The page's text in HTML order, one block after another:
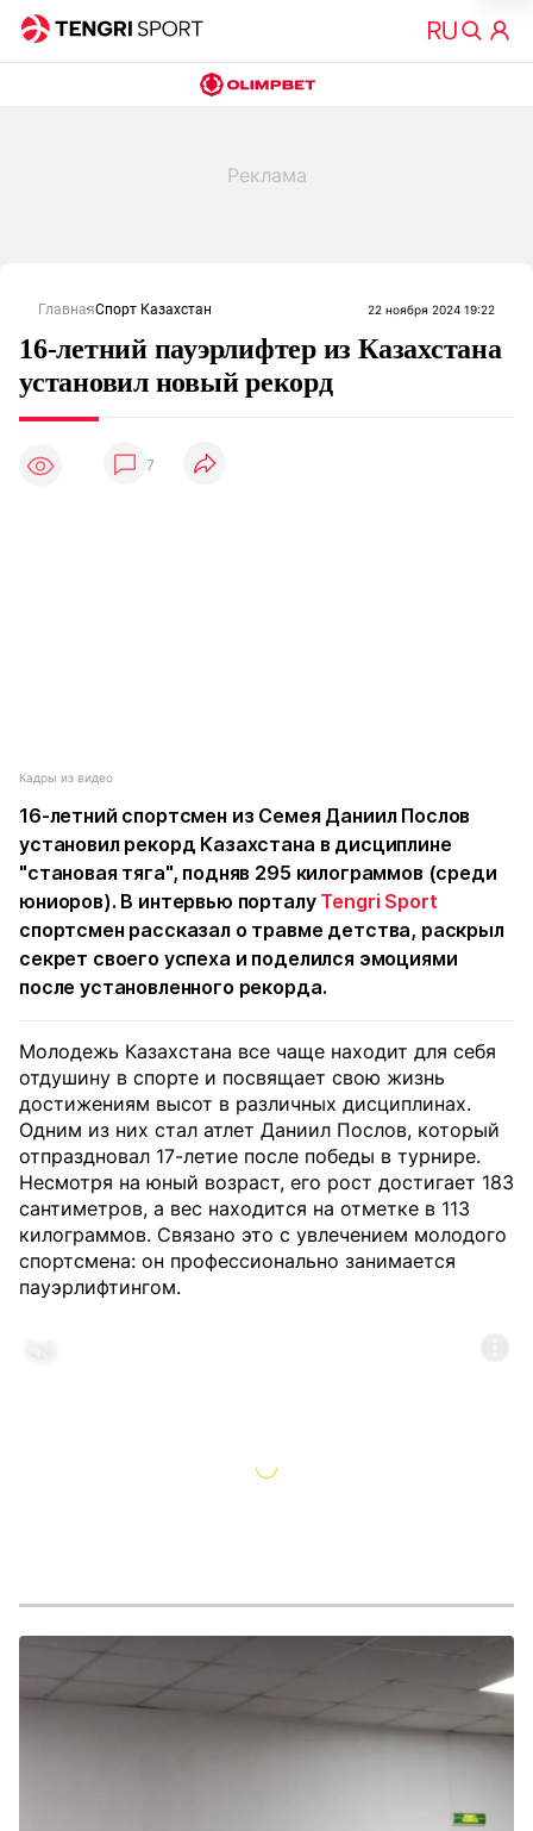
ГлавнаяСпорт Казахстан 22 ноября 2024 19:22
16-летний пауэрлифтер из Казахстана
установил новый рекорд
7
Кадры из видео
16-летний спортсмен из Семея Даниил Послов
установил рекорд Казахстана в дисциплине
"становая тяга", подняв 295 килограммов (среди
юниоров). В интервью порталу Tengri Sport
спортсмен рассказал о травме детства, раскрыл
секрет своего успеха и поделился эмоциями
после установленного рекорда.
Молодежь Казахстана все чаще находит для себя
отдушину в спорте и посвящает свою жизнь
достижениям высот в различных дисциплинах.
Одним из них стал атлет Даниил Послов, который
отпраздновал 17-летие после победы в турнире.
Несмотря на юный возраст, его рост достигает 183
сантиметров, а вес находится на отметке в 113
килограммов. Связано это с увлечением молодого
спортсмена: он профессионально занимается
пауэрлифтингом.